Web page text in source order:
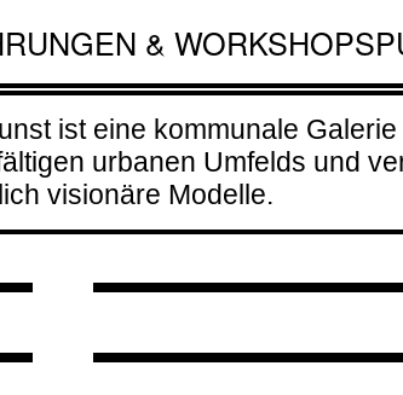
& WORKSHOPS
ist eine kommunale
urbanen Umfelds und
visionäre Modelle.
i
18:00
Führung mit
Beatrice
Moumdjian
06.08.2026 -
17:00
SUNDAY ART
(SAM)